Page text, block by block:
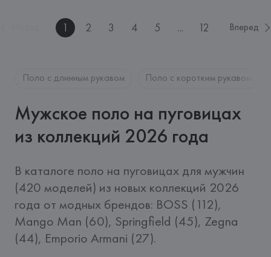
1 2 3 4 5 ... 12 Вперед
Поло с длинным рукавом Поло с коротким рукавом
Мужское поло на пуговицах
из коллекций 2026 года
В каталоге поло на пуговицах для мужчин
(420 моделей) из новых коллекций 2026
года от модных брендов: BOSS (112),
Mango Man (60), Springfield (45), Zegna
(44), Emporio Armani (27).